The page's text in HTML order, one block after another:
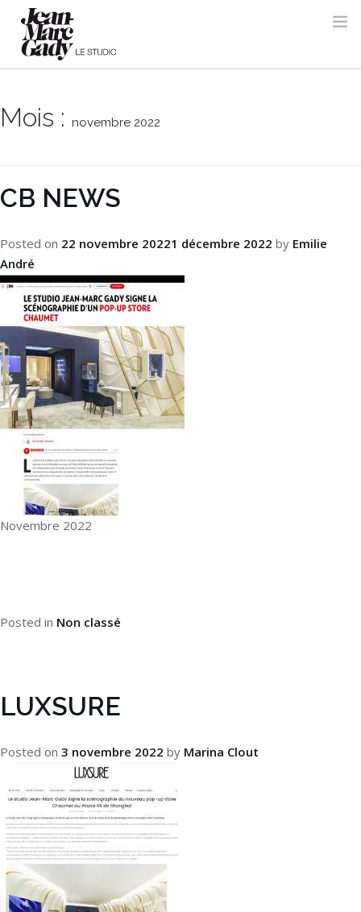
Mois : novembre 2022
CB NEWS
Posted on 22 novembre 20221 décembre 2022 by Emilie
André
Novembre 2022
Posted in Non classé
LUXSURE
Posted on 3 novembre 2022 by Marina Clout